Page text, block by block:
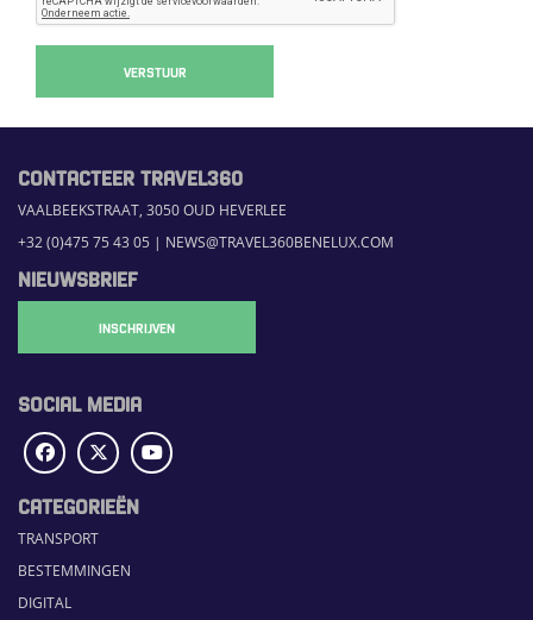
VERSTUUR
CONTACTEER TRAVEL360
VAALBEEKSTRAAT, 3050 OUD HEVERLEE
+32 (0)475 75 43 05 | NEWS@TRAVEL360BENELUX.COM
NIEUWSBRIEF
INSCHRIJVEN
SOCIAL MEDIA
CATEGORIEËN
TRANSPORT
BESTEMMINGEN
DIGITAL